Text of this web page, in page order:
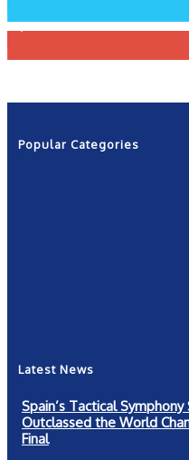
Popular Categories
Latest News
Spain’s Tactical
Outclassed the World
Final